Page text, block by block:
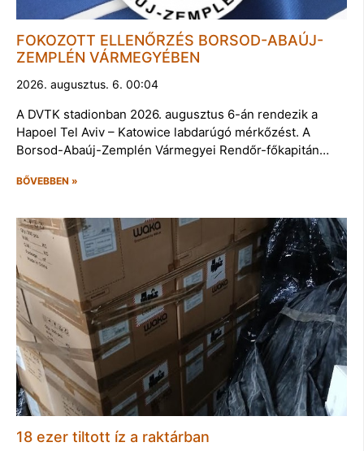
FOKOZOTT ELLENŐRZÉS BORSOD-ABAÚJ-
ZEMPLÉN VÁRMEGYÉBEN
2026. augusztus. 6. 00:04
A DVTK stadionban 2026. augusztus 6-án rendezik a
Hapoel Tel Aviv – Katowice labdarúgó mérkőzést. A
Borsod-Abaúj-Zemplén Vármegyei Rendőr-főkapitán…
BŐVEBBEN »
18 ezer tiltott íz a raktárban